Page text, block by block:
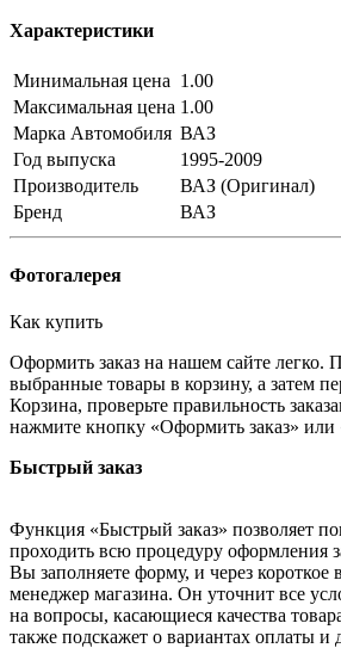
Характеристики
Минимальная цена 1.00
Максимальная цена 1.00
Марка Автомобиля ВАЗ
Год выпуска
1995-2009
Производитель
ВАЗ (Оригинал)
Бренд
ВАЗ
Фотогалерея
Как купить
Оформить заказ на нашем сайте легко.
выбранные товары в корзину, а затем
Корзина, проверьте правильность
нажмите кнопку «Оформить заказ» или
Быстрый заказ
Функция «Быстрый заказ» позволяет
проходить всю процедуру оформления
Вы заполняете форму, и через короткое
менеджер магазина. Он уточнит все
на вопросы, касающиеся качества
также подскажет о вариантах оплаты и